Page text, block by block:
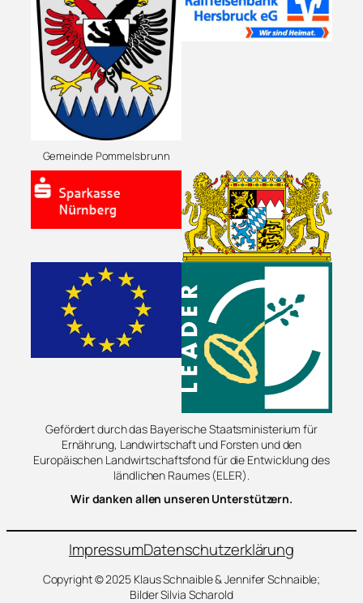
Gemeinde Pommelsbrunn
Gefördert durch das Bayerische Staatsministerium für
Ernährung, Landwirtschaft und Forsten und den
Europäischen Landwirtschaftsfond für die Entwicklung des
ländlichen Raumes (ELER).
Wir danken allen unseren Unterstützern.
ImpressumDatenschutzerklärung
Copyright © 2025 Klaus Schnaible & Jennifer Schnaible;
Bilder Silvia Scharold